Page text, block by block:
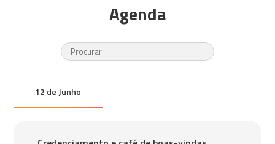
Agenda
12 de Junho